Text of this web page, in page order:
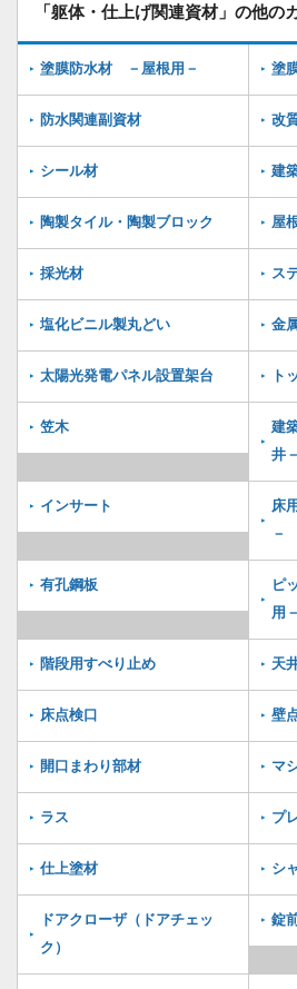
「躯体・仕上げ関連資材」の他の
塗膜防水材 －屋根用－ 塗
防水関連副資材 改
シール材 建
陶製タイル・陶製ブロック 屋
採光材 ス
塩化ビニル製丸どい 金
太陽光発電パネル設置架台 ト
笠木
建
井－
インサート
床
－
有孔鋼板
ピ
用－
階段用すべり止め 天
床点検口 壁
開口まわり部材 マ
ラス プ
仕上塗材 シ
ドアクローザ（ドアチェッ
ク）
錠